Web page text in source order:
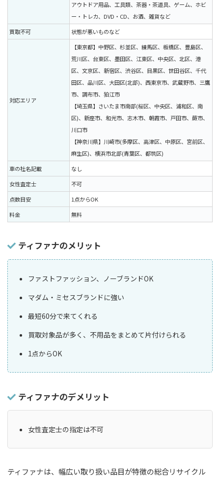
アウトドア用品、工具類、茶器・茶道具、ゲーム、ホビ
ー・トレカ、DVD・CD、お酒、雑貨など
買取不可
状態が悪いものなど
対応エリア
【東京都】中野区、杉並区、練馬区、板橋区、豊島区、
荒川区、台東区、墨田区、江東区、中央区、北区、港
区、文京区、新宿区、渋谷区、目黒区、世田谷区、千代
田区、品川区、大田区(北部)、西東京市、武蔵野市、三鷹
市、調布市、狛江市
【埼玉県】さいたま市南部(桜区、中央区、浦和区、南
区)、新座市、和光市、志木市、朝霞市、戸田市、蕨市、
川口市
【神奈川県】川崎市(多摩区、高津区、中原区、宮前区、
麻生区)、横浜市北部(青葉区、都筑区)
車の社名記載
なし
女性査定士
不可
点数目安
1点からOK
料金
無料
ティファナのメリット
ファストファッション、ノーブランドOK
マダム・ミセスブランドに強い
最短60分で来てくれる
買取対象品が多く、不用品をまとめて片付けられる
1点からOK
ティファナのデメリット
女性査定士の指定は不可
ティファナは、幅広い取り扱い品目が特徴の総合リサイクル